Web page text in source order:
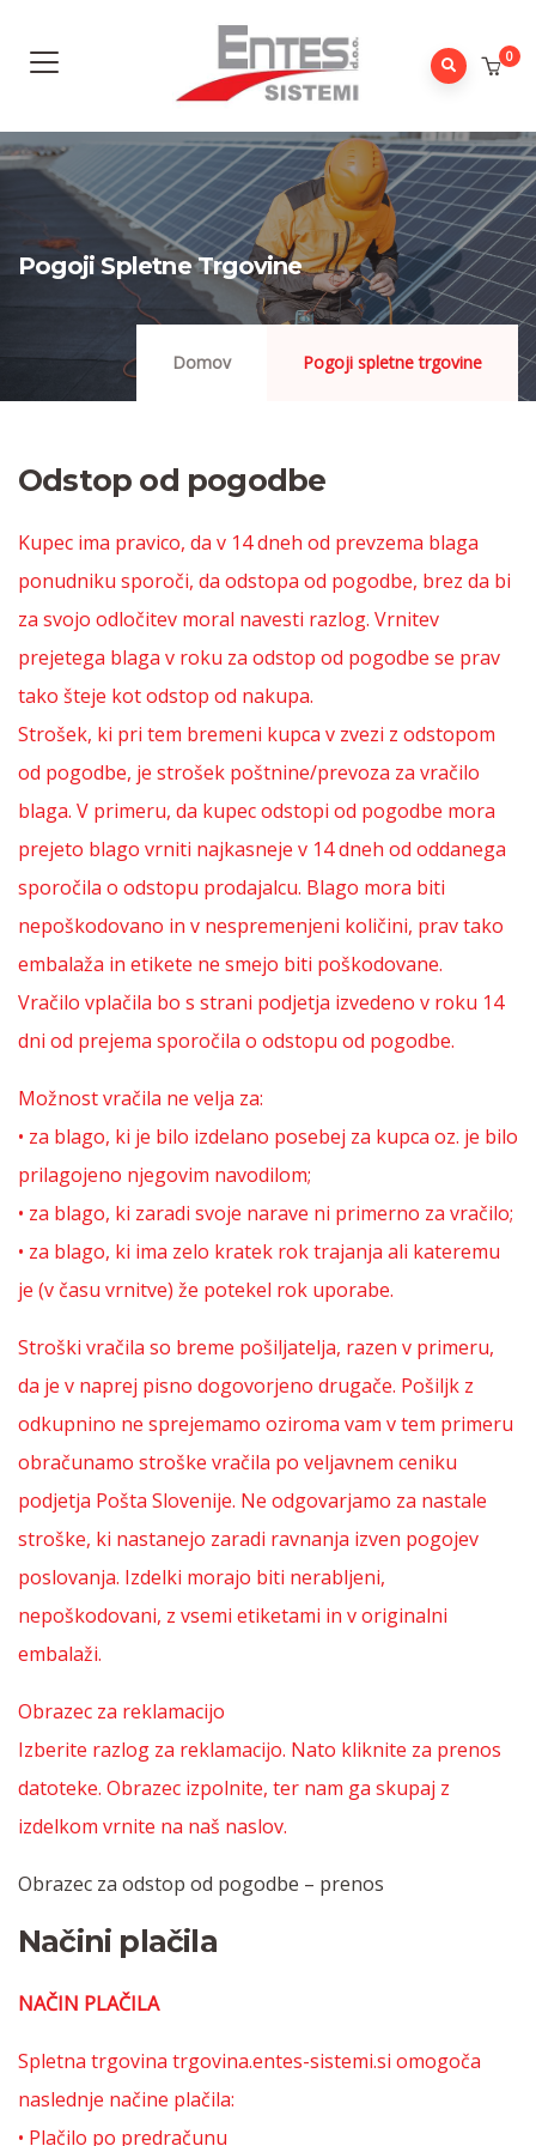
0
Pogoji Spletne Trgovine
Domov Pogoji spletne trgovine
Odstop od pogodbe
Kupec ima pravico, da v 14 dneh od prevzema blaga
ponudniku sporoči, da odstopa od pogodbe, brez da bi
za svojo odločitev moral navesti razlog. Vrnitev
prejetega blaga v roku za odstop od pogodbe se prav
tako šteje kot odstop od nakupa.
Strošek, ki pri tem bremeni kupca v zvezi z odstopom
od pogodbe, je strošek poštnine/prevoza za vračilo
blaga. V primeru, da kupec odstopi od pogodbe mora
prejeto blago vrniti najkasneje v 14 dneh od oddanega
sporočila o odstopu prodajalcu. Blago mora biti
nepoškodovano in v nespremenjeni količini, prav tako
embalaža in etikete ne smejo biti poškodovane.
Vračilo vplačila bo s strani podjetja izvedeno v roku 14
dni od prejema sporočila o odstopu od pogodbe.
Možnost vračila ne velja za:
• za blago, ki je bilo izdelano posebej za kupca oz. je bilo
prilagojeno njegovim navodilom;
• za blago, ki zaradi svoje narave ni primerno za vračilo;
• za blago, ki ima zelo kratek rok trajanja ali kateremu
je (v času vrnitve) že potekel rok uporabe.
Stroški vračila so breme pošiljatelja, razen v primeru,
da je v naprej pisno dogovorjeno drugače. Pošiljk z
odkupnino ne sprejemamo oziroma vam v tem primeru
obračunamo stroške vračila po veljavnem ceniku
podjetja Pošta Slovenije. Ne odgovarjamo za nastale
stroške, ki nastanejo zaradi ravnanja izven pogojev
poslovanja. Izdelki morajo biti nerabljeni,
nepoškodovani, z vsemi etiketami in v originalni
embalaži.
Obrazec za reklamacijo
Izberite razlog za reklamacijo. Nato kliknite za prenos
datoteke. Obrazec izpolnite, ter nam ga skupaj z
izdelkom vrnite na naš naslov.
Obrazec za odstop od pogodbe – prenos
Načini plačila
NAČIN PLAČILA
Spletna trgovina trgovina.entes-sistemi.si omogoča
naslednje načine plačila:
• Plačilo po predračunu